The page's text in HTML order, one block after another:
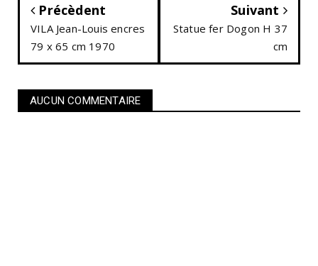
Précèdent
VILA Jean-Louis encres
79 x 65 cm 1970
Suivant
Statue fer Dogon H 37
cm
AUCUN COMMENTAIRE